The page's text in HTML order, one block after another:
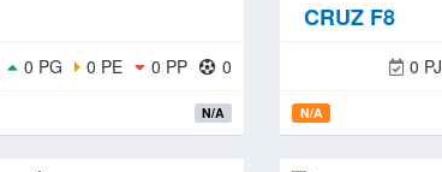
0
0 PP
0 PE
0 PG
N/A
CRUZ F8
0 PJ
N/A